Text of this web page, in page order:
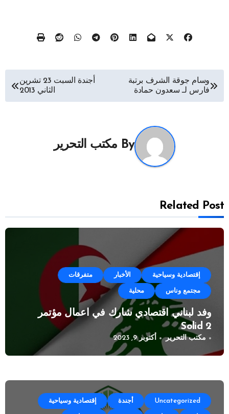
تصفّح
المقالات
وسام جوقة الشرف برتبة
فارس لـ سعدون حمادة
أجندة السبت 23 تشرين
الثاني 2013
By مكتب التحرير
Related Post
إقتصادية وسياحية الأخبار متفرقات
مجتمع وناس محلية
وفد لبناني اقتصادي شارك في اعمال مؤتمر
Solid 2
مكتب التحرير أكتوبر 9, 2023
Uncategorized أجندة إقتصادية وسياحية